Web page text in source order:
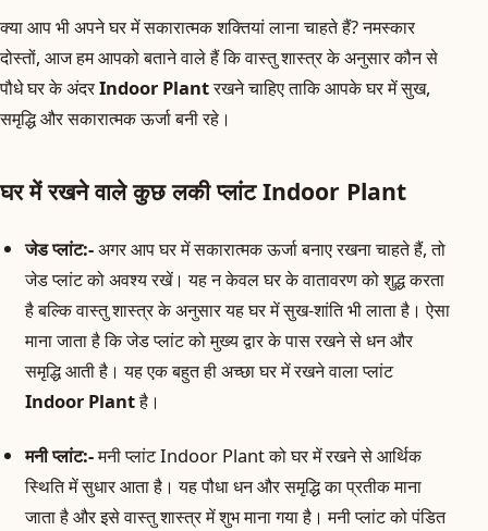
क्या आप भी अपने घर में सकारात्मक शक्तियां लाना चाहते हैं? नमस्कार
दोस्तों, आज हम आपको बताने वाले हैं कि वास्तु शास्त्र के अनुसार कौन से
पौधे घर के अंदरIndoor Plantरखने चाहिए ताकि आपके घर में सुख,
समृद्धि और सकारात्मक ऊर्जा बनी रहे।
घर में रखने वाले कुछ लकी प्लांट Indoor Plant
जेड प्लांट:-अगर आप घर में सकारात्मक ऊर्जा बनाए रखना चाहते हैं, तो
जेड प्लांट को अवश्य रखें। यह न केवल घर के वातावरण को शुद्ध करता
है बल्कि वास्तु शास्त्र के अनुसार यह घर में सुख-शांति भी लाता है। ऐसा
माना जाता है कि जेड प्लांट को मुख्य द्वार के पास रखने से धन और
समृद्धि आती है। यह एक बहुत ही अच्छा घर में रखने वाला प्लांट
Indoor Plantहै।
मनी प्लांट:-मनी प्लांट Indoor Plant को घर में रखने से आर्थिक
स्थिति में सुधार आता है। यह पौधा धन और समृद्धि का प्रतीक माना
जाता है और इसे वास्तु शास्त्र में शुभ माना गया है। मनी प्लांट को पंडित